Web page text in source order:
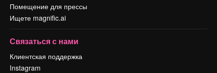
Помещение для прессы
Ищете magnific.ai
Связаться с нами
Клиентская поддержка
Instagram